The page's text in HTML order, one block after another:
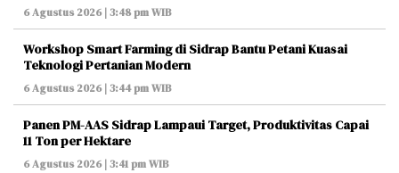
6 Agustus 2026 | 3:48 pm WIB
Workshop Smart Farming di Sidrap Bantu Petani Kuasai
Teknologi Pertanian Modern
6 Agustus 2026 | 3:44 pm WIB
Panen PM-AAS Sidrap Lampaui Target, Produktivitas Capai
11 Ton per Hektare
6 Agustus 2026 | 3:41 pm WIB